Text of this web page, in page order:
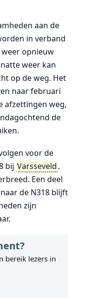
aan de
in verband
opnieuw
weer kan
op de weg. Het
naar februari
afzettingen weg,
de
voor de
bij Varsseveld.
Een deel
de N318 blijft
zijn
bereik lezers in